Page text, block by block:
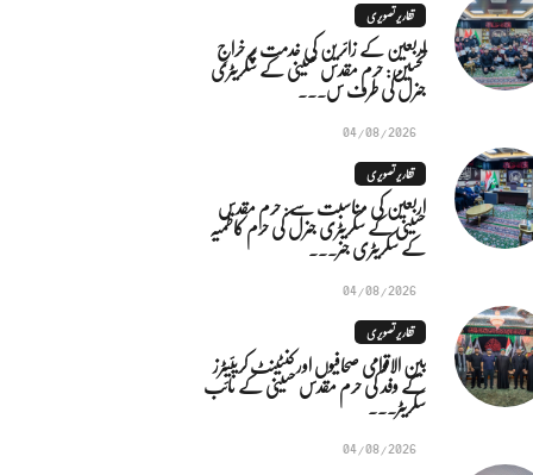
تقاریر تصویری
اربعین کے زائرین کی خدمت پر خراجِ
تحسین: حرم مقدس حسینی کے سکریٹری
جنرل کی طرف س...
04/08/2026
تقاریر تصویری
اربعین کی مناسبت سے: حرم مقدس
حسینی کے سکریٹری جنرل کی حرم کاظمیہ
کے سکریٹری جنر...
04/08/2026
تقاریر تصویری
بین الاقوامی صحافیوں اور کنٹینٹ کریئیٹرز
کے وفد کی حرم مقدس حسینی کے نائب
سکریٹر...
04/08/2026